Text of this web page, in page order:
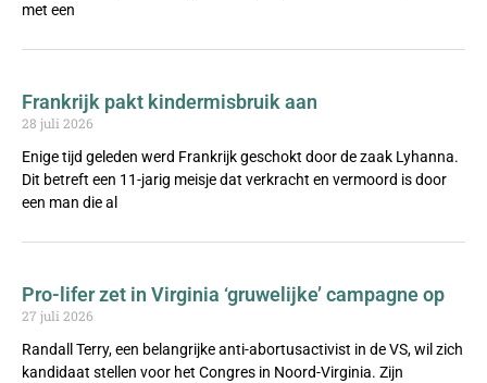
met een
Frankrijk pakt kindermisbruik aan
28 juli 2026
Enige tijd geleden werd Frankrijk geschokt door de zaak Lyhanna.
Dit betreft een 11-jarig meisje dat verkracht en vermoord is door
een man die al
Pro-lifer zet in Virginia ‘gruwelijke’ campagne op
27 juli 2026
Randall Terry, een belangrijke anti-abortusactivist in de VS, wil zich
kandidaat stellen voor het Congres in Noord-Virginia. Zijn